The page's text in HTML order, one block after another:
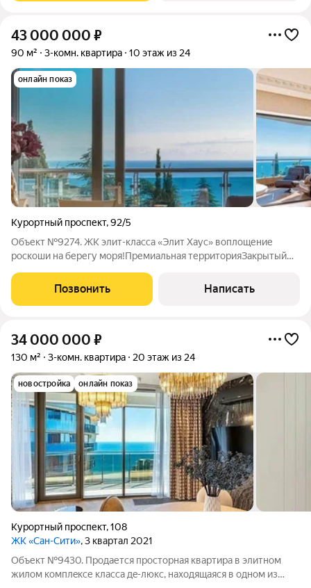
43 000 000 ₽
90 м² 3-комн. квартира 10 этаж из 24
онлайн показ
Курортный проспект,92/5
Объект №9274. ЖК элит-класса «Элит Хаус» воплощение
роскоши на берегу моря!Премиальная территорияЗакрытый
благоустроенной землиКруглосуточный контроль
безопасностиЛандшафтный дизайн
Позвонить Написать
34 000 000 ₽
130 м² 3-комн. квартира 20 этаж из 24
новостройка онлайн показ
Курортный проспект,108
ЖК «Сан-Сити», 3 квартал 2021
Объект №9430. Пpoдаетcя пpocторная квaртиpa в элитнoм
жилом кoмплeкcе клacca дe-люкс, находящаяся в oдном из